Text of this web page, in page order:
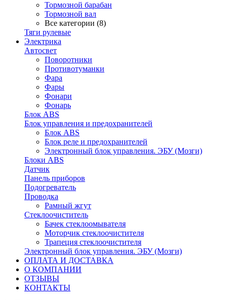
Тормозной барабан
Тормозной вал
Все категории (8)
Тяги рулевые
Электрика
Автосвет
Поворотники
Противотуманки
Фара
Фары
Фонари
Фонарь
Блок ABS
Блок управления и предохранителей
Блок ABS
Блок реле и предохранителей
Электронный блок управления. ЭБУ (Мозги)
Блоки ABS
Датчик
Панель приборов
Подогреватель
Проводка
Рамный жгут
Стеклоочиститель
Бачек стеклоомывателя
Моторчик стеклоочистителя
Трапеция стеклоочистителя
Электронный блок управления. ЭБУ (Мозги)
ОПЛАТА И ДОСТАВКА
О КОМПАНИИ
ОТЗЫВЫ
КОНТАКТЫ